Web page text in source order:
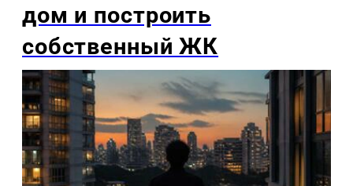
дом и построить
собственный ЖК